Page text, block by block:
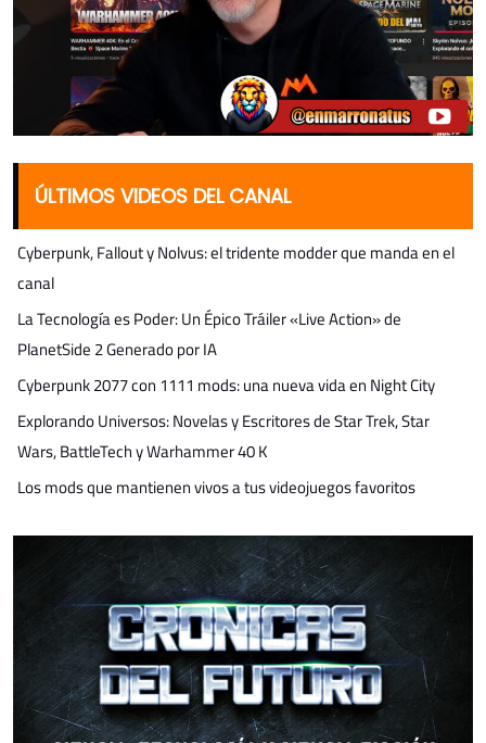
ÚLTIMOS VIDEOS DEL CANAL
Cyberpunk, Fallout y Nolvus: el tridente modder que manda en el
canal
La Tecnología es Poder: Un Épico Tráiler «Live Action» de
PlanetSide 2 Generado por IA
Cyberpunk 2077 con 1111 mods: una nueva vida en Night City
Explorando Universos: Novelas y Escritores de Star Trek, Star
Wars, BattleTech y Warhammer 40 K
Los mods que mantienen vivos a tus videojuegos favoritos